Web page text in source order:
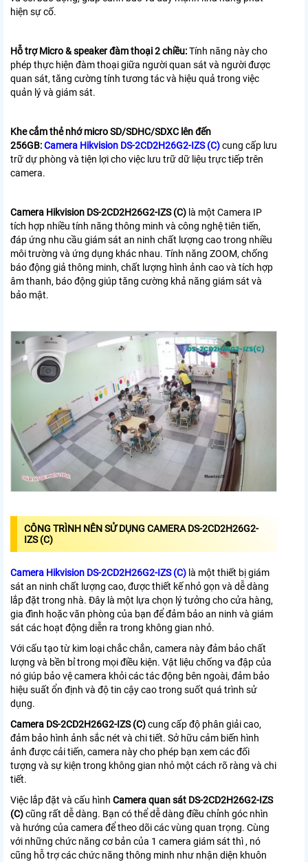
hiện sự cố.
Hỗ trợ Micro & speaker đàm thoại 2 chiều:Tính năng này cho
phép thực hiện đàm thoại giữa người quan sát và người được
quan sát, tăng cường tính tương tác và hiệu quả trong việc
quản lý và giám sát.
Khe cắm thẻ nhớ micro SD/SDHC/SDXC lên đến
256GB:Camera Hikvision DS-2CD2H26G2-IZS (C)cung cấp lưu
trữ dự phòng và tiện lợi cho việc lưu trữ dữ liệu trực tiếp trên
camera.
Camera Hikvision DS-2CD2H26G2-IZS (C) là một Camera IP
tích hợp nhiều tính năng thông minh và công nghệ tiên tiến,
đáp ứng nhu cầu giám sát an ninh chất lượng cao trong nhiều
môi trường và ứng dụng khác nhau. Tính năng ZOOM, chống
báo động giả thông minh, chất lượng hình ảnh cao và tích hợp
âm thanh, báo động giúp tăng cường khả năng giám sát và
bảo mật.
CÔNG TRÌNH NÊN SỬ DỤNG CAMERA DS-2CD2H26G2-
IZS (C)
Camera Hikvision DS-2CD2H26G2-IZS (C) là một thiết bị giám
sát an ninh chất lượng cao, được thiết kế nhỏ gọn và dễ dàng
lắp đặt trong nhà. Đây là một lựa chọn lý tưởng cho cửa hàng,
gia đình hoặc văn phòng của bạn để đảm bảo an ninh và giám
sát các hoạt động diễn ra trong không gian nhỏ.
Với cấu tạo từ kim loại chắc chắn, camera này đảm bảo chất
lượng và bền bỉ trong mọi điều kiện. Vật liệu chống va đập của
nó giúp bảo vệ camera khỏi các tác động bên ngoài, đảm bảo
hiệu suất ổn định và độ tin cậy cao trong suốt quá trình sử
dụng.
Camera DS-2CD2H26G2-IZS (C)cung cấp độ phân giải cao,
đảm bảo hình ảnh sắc nét và chi tiết. Sở hữu cảm biến hình
ảnh được cải tiến, camera này cho phép bạn xem các đối
tượng và sự kiện trong không gian nhỏ một cách rõ ràng và chi
tiết.
Việc lắp đặt và cấu hình Camera quan sát DS-2CD2H26G2-IZS
(C)cũng rất dễ dàng. Bạn có thể dễ dàng điều chỉnh góc nhìn
và hướng của camera để theo dõi các vùng quan trọng. Cùng
với những chức năng cơ bản của 1 camera giám sát thì , nó
cũng hỗ trợ các chức năng thông minh như nhận diện khuôn